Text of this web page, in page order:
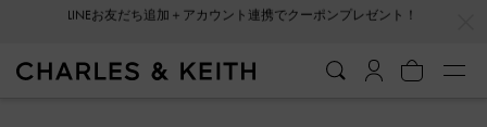
会員登録＋ニュースレター登録で10%OFFクーポンプレゼント！